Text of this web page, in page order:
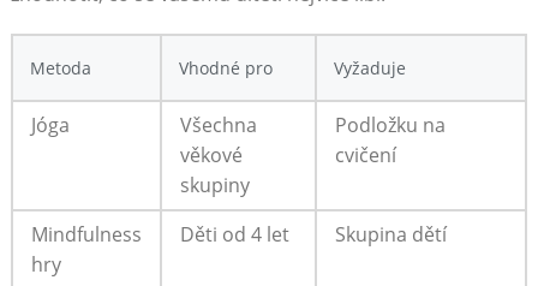
Metoda Vhodné pro Vyžaduje
Jóga
Všechna
věkové
skupiny
Podložku na
cvičení
Mindfulness
hry
Děti od ‌4 let Skupina dětí